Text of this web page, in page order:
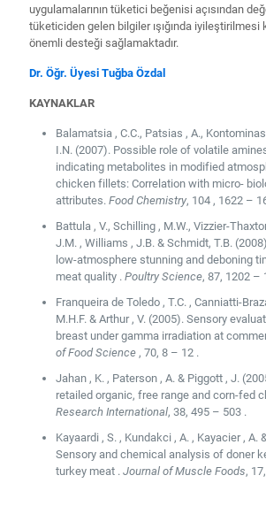
uygulamalarının tüketici beğenisi açısından
tüketiciden gelen bilgiler ışığında iyileştirilmesi
önemli desteği sağlamaktadır.
Dr. Öğr. Üyesi Tuğba Özdal
KAYNAKLAR
Balamatsia , C.C., Patsias , A.,
I.N. (2007). Possible role of volatile
indicating metabolites in modified
chicken fillets: Correlation with micro-
attributes. Food Chemistry, 104 , 1622 –
Battula , V., Schilling , M.W., Vizzier-
J.M. , Williams , J.B. & Schmidt, T.B.
low-atmosphere stunning and deboning
meat quality . Poultry Science, 87, 1202 –
Franqueira de Toledo , T.C. , Canniatti-
M.H.F. & Arthur , V. (2005). Sensory
breast under gamma irradiation at
of Food Science , 70, 8 – 12 .
Jahan , K. , Paterson , A. & Piggott , J.
retailed organic, free range and corn-fed
Research International, 38, 495 – 503 .
Kayaardi , S. , Kundakci , A. , Kayacier , A.
Sensory and chemical analysis of doner
turkey meat . Journal of Muscle Foods,